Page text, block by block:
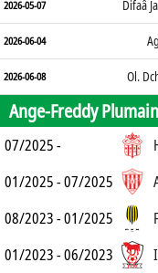
2026-05-07 Difaâ
2026-06-04
2026-06-08 Ol.
Ange-Freddy
07/2025 -
01/2025 - 07/2025
08/2023 - 01/2025
01/2023 - 06/2023